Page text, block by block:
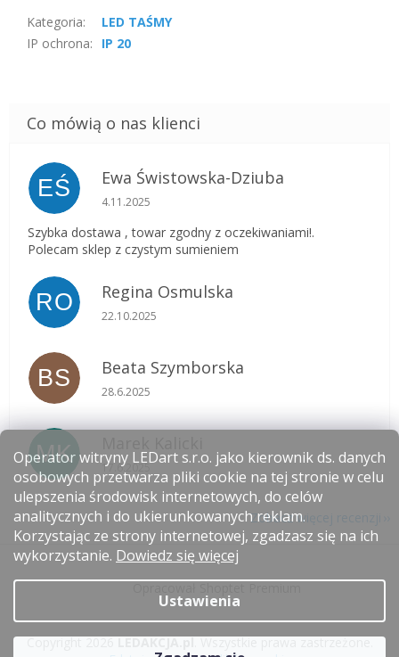
Operator witryny LEDart s.r.o. jako kierownik ds. danych
osobowych przetwarza pliki cookie na tej stronie w celu
ulepszenia środowisk internetowych, do celów
analitycznych i do ukierunkowanych reklam.
Korzystając ze strony internetowej, zgadzasz się na ich
wykorzystanie. Dowiedz się więcej
Ustawienia
Kategoria:
LED TAŚMY
IP ochrona: IP 20
EŚ Ewa Świstowska-Dziuba
Ocena sklepu to 5 na 5 gwiazdek.
4.11.2025
Szybka dostawa , towar zgodny z oczekiwaniami!.
Polecam sklep z czystym sumieniem
RO Regina Osmulska
Ocena sklepu to 5 na 5 gwiazdek.
22.10.2025
BS Beata Szymborska
Ocena sklepu to 5 na 5 gwiazdek.
28.6.2025
MK Ocena sklepu to 5 na 5 gwiazdek.
17.6.2025
Zobacz więcej recenzji
Copyright 2026LEDAKCJA.pl. Wszystkie prawa zastrzeżone.